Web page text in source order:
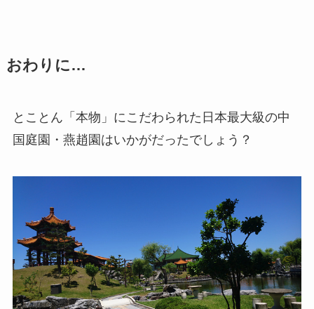
おわりに…
とことん「本物」にこだわられた日本最大級の中
国庭園・燕趙園はいかがだったでしょう？